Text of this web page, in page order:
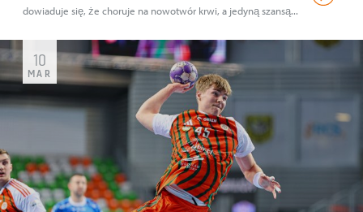
dowiaduje się, że choruje na nowotwór krwi, a jedyną szansą...
10
MAR